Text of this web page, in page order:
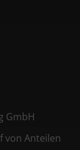
GmbH
von Anteilen